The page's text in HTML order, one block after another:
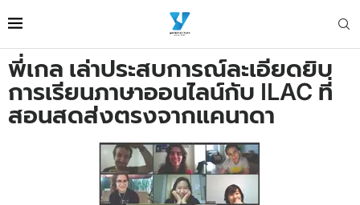
พี่เกล เล่าประสบการณ์ละเอียดยิบ
การเรียนภาษาออนไลน์กับ ILAC ที่
สอนสดส่งตรงจากแคนาดา